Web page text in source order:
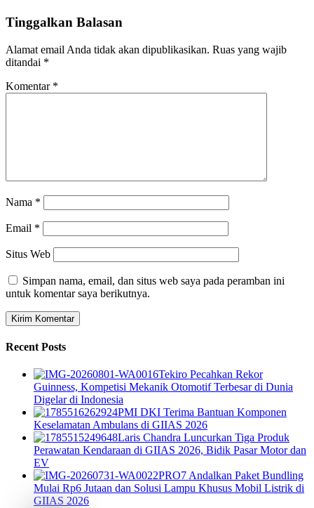
Tinggalkan Balasan
Alamat email Anda tidak akan dipublikasikan. Ruas yang wajib
ditandai *
Komentar *
Nama *
Email *
Situs Web
Simpan nama, email, dan situs web saya pada peramban ini
untuk komentar saya berikutnya.
Recent Posts
Tekiro Pecahkan Rekor
Guinness, Kompetisi Mekanik Otomotif Terbesar di Dunia
Digelar di Indonesia
PMI DKI Terima Bantuan Komponen
Keselamatan Ambulans di GIIAS 2026
Laris Chandra Luncurkan Tiga Produk
Perawatan Kendaraan di GIIAS 2026, Bidik Pasar Motor dan
EV
PRO7 Andalkan Paket Bundling
Mulai Rp6 Jutaan dan Solusi Lampu Khusus Mobil Listrik di
GIIAS 2026